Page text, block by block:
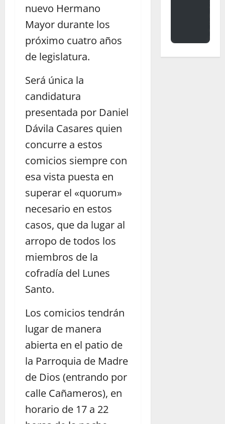
nuevo Hermano
Mayor durante los
próximo cuatro años
de legislatura.
Será única la
candidatura
presentada por Daniel
Dávila Casares quien
concurre a estos
comicios siempre con
esa vista puesta en
superar el «quorum»
necesario en estos
casos, que da lugar al
arropo de todos los
miembros de la
cofradía del Lunes
Santo.
Los comicios tendrán
lugar de manera
abierta en el patio de
la Parroquia de Madre
de Dios (entrando por
calle Cañameros), en
horario de 17 a 22